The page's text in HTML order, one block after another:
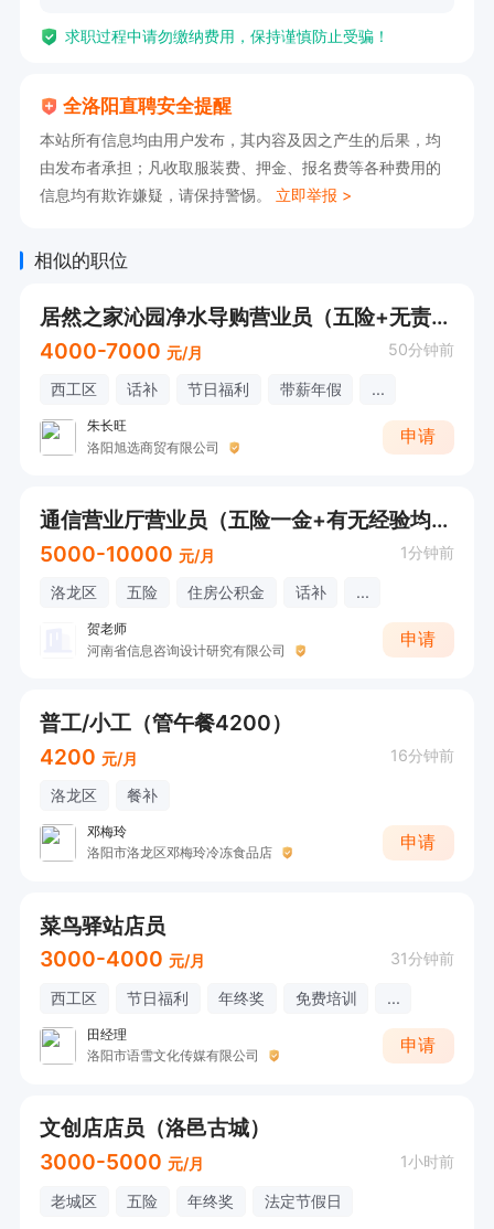
岗位职责
1. 上货理货接待进店顾客，了解需求并推荐合适产
品
2. 完成个人销售目标，主动推广公司主推产品
4. 保持柜台陈列整洁，配合店务工作
任职要求
1. 有珠宝/奢侈品/高端零售销售经验者优先
2. 形象气质佳，具备良好的沟通能力和服务意识
福利待遇
社保+带薪年假+节日福利+定期培训+团建活动
+加班补助+生日补助
工作地点：洛阳市潮宏基泉舜店
求职过程中请勿缴纳费用，保持谨慎防止受骗！
全洛阳直聘安全提醒
本站所有信息均由用户发布，其内容及因之产生的后果，均
由发布者承担；凡收取服装费、押金、报名费等各种费用的
信息均有欺诈嫌疑，请保持警惕。 立即举报 >
相似的职位
居然之家沁园净水导购营业员（五险+无责底薪+年终奖+节日福利）
4000-7000 元/月 50分钟前
西工区 话补 节日福利 带薪年假 ...
朱长旺
洛阳旭选商贸有限公司
申请
通信营业厅营业员（五险一金+有无经验均可+七县七区就近分配）
5000-10000 元/月 1分钟前
洛龙区 五险 住房公积金 话补 ...
贺老师
河南省信息咨询设计研究有限公司
申请
普工/小工（管午餐4200）
4200 元/月 16分钟前
洛龙区 餐补
邓梅玲
洛阳市洛龙区邓梅玲冷冻食品店
申请
菜鸟驿站店员
3000-4000 元/月 31分钟前
西工区 节日福利 年终奖 免费培训 ...
田经理
洛阳市语雪文化传媒有限公司
申请
文创店店员（洛邑古城）
3000-5000 元/月 1小时前
老城区 五险 年终奖 法定节假日